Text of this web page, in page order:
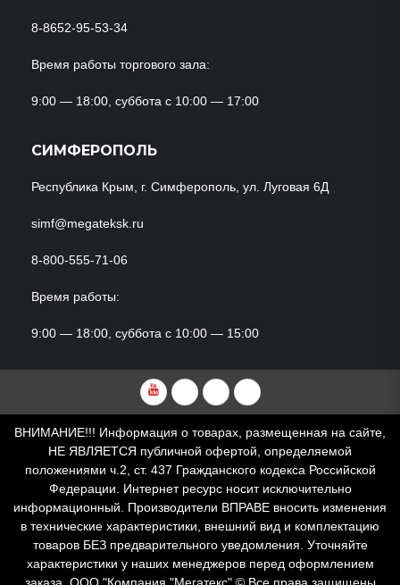
8-8652-95-53-34
Время работы торгового зала:
9:00 — 18:00, суббота с 10:00 — 17:00
СИМФЕРОПОЛЬ
Республика Крым, г. Симферополь, ул. Луговая 6Д
simf@megateksk.ru
8-800-555-71-06
Время работы:
9:00 — 18:00, суббота с 10:00 — 15:00
YouTubeVKvideoRuTubeDzen
ВНИМАНИЕ!!! Информация о товарах, размещенная на сайте,
НЕ ЯВЛЯЕТСЯ публичной офертой, определяемой
положениями ч.2, ст. 437 Гражданского кодекса Российской
Федерации. Интернет ресурс носит исключительно
информационный. Производители ВПРАВЕ вносить изменения
в технические характеристики, внешний вид и комплектацию
товаров БЕЗ предварительного уведомления. Уточняйте
характеристики у наших менеджеров перед оформлением